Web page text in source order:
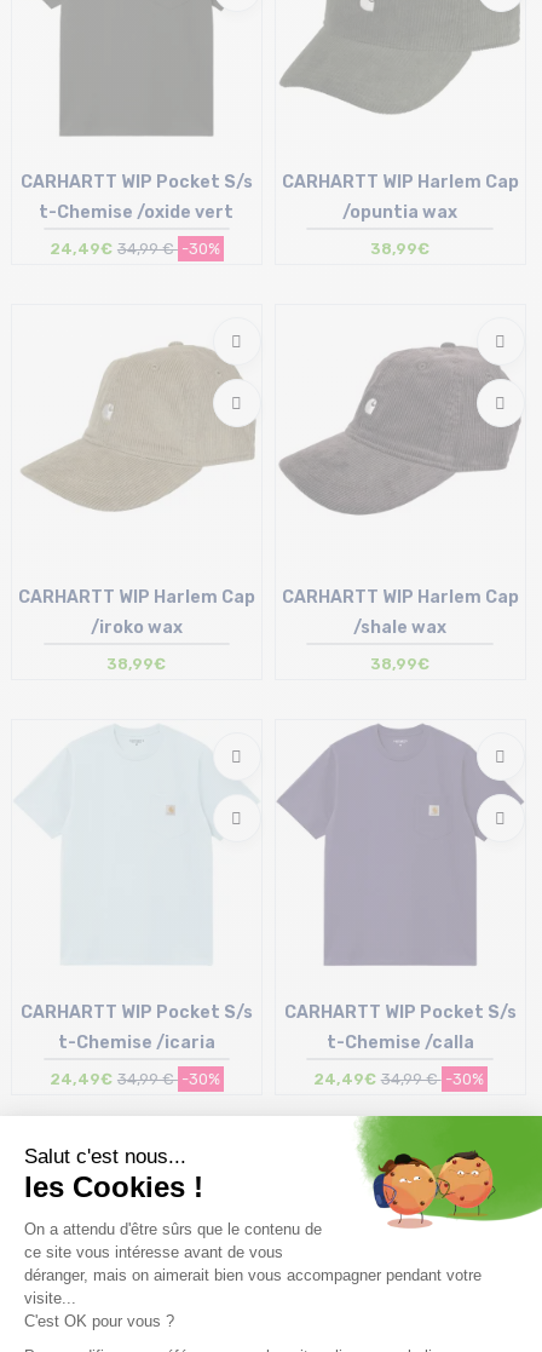
CARHARTT WIP Pocket S/s
t-Chemise /oxide vert
24,49€ 34,99 € -30%
CARHARTT WIP Harlem Cap
/opuntia wax
38,99€
CARHARTT WIP Harlem Cap
/iroko wax
38,99€
T.U
CARHARTT WIP Harlem Cap
/shale wax
38,99€
XS
CARHARTT WIP Pocket S/s
t-Chemise /icaria
24,49€ 34,99 € -30%
Taille en stock
XS | S
CARHARTT WIP Pocket S/s
t-Chemise /calla
24,49€ 34,99 € -30%